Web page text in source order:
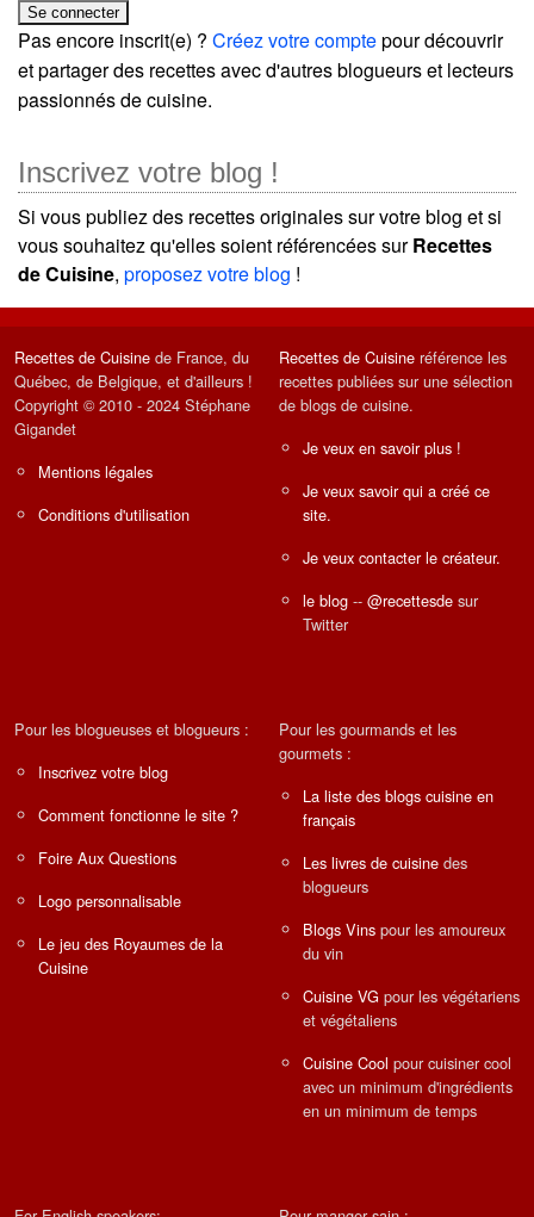
Pas encore inscrit(e) ? Créez votre comptepour découvrir
et partager des recettes avec d'autres blogueurs et lecteurs
passionnés de cuisine.
Inscrivez votre blog !
Si vous publiez des recettes originales sur votre blog et si
vous souhaitez qu'elles soient référencées surRecettes
de Cuisine, proposez votre blog !
Recettes de Cuisine de France, du
Québec, de Belgique, et d'ailleurs !
Copyright © 2010 - 2024 Stéphane
Gigandet
Mentions légales
Conditions d'utilisation
Recettes de Cuisine référence les
recettes publiées sur une sélection
de blogs de cuisine.
Je veux en savoir plus !
Je veux savoir qui a créé ce
site.
Je veux contacter le créateur.
le blog -- @recettesde sur
Twitter
Pour les blogueuses et blogueurs :
Inscrivez votre blog
Comment fonctionne le site ?
Foire Aux Questions
Logo personnalisable
Le jeu des Royaumes de la
Cuisine
Pour les gourmands et les
gourmets :
La liste des blogs cuisine en
français
Les livres de cuisine des
blogueurs
Blogs Vins pour les amoureux
du vin
Cuisine VG pour les végétariens
et végétaliens
Cuisine Cool pour cuisiner cool
avec un minimum d'ingrédients
en un minimum de temps